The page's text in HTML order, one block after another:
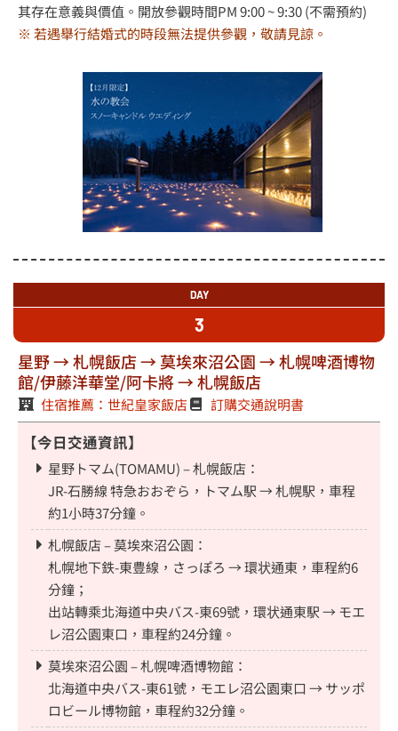
其存在意義與價值。開放參觀時間PM 9:00 ~ 9:30 (不需預約)
※ 若遇舉行結婚式的時段無法提供參觀，敬請見諒。
DAY
3
星野 → 札幌飯店 → 莫埃來沼公園 → 札幌啤酒博物
館/伊藤洋華堂/阿卡將 → 札幌飯店
住宿推薦：世紀皇家飯店 訂購交通說明書
【今日交通資訊】
星野トマム(TOMAMU) – 札幌飯店：
JR-石勝線 特急おおぞら，トマム駅 → 札幌駅，車程
約1小時37分鐘。
札幌飯店 – 莫埃來沼公園：
札幌地下鉄-東豊線，さっぽろ → 環状通東，車程約6
分鐘；
出站轉乘北海道中央バス-東69號，環状通東駅 → モエ
レ沼公園東口，車程約24分鐘。
莫埃來沼公園 – 札幌啤酒博物館：
北海道中央バス-東61號，モエレ沼公園東口 → サッポ
ロビール博物館，車程約32分鐘。